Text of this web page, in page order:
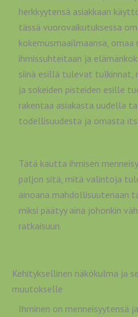
herkkyytensä asiakkaan
tässä vuorovaikutuksessa
kokemusmaailmaansa,
ihmissuhteitaan ja
siinä esillä tulevat tulkinnat,
ja sokeiden pisteiden esille
rakentaa asiakasta uudella
todellisuudesta ja omasta
Tätä kautta ihmisen
paljon sitä, mitä valintoja
ainoana mahdollisuutenaan
miksi päätyy aina johonkin
ratkaisuun.
Kehityksellinen näkökulma ja
muutokselle
Ihminen on menneisyytensä